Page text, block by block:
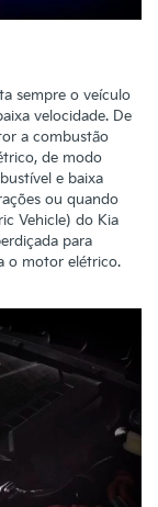
sempre o veículo
velocidade. De
a combustão
de modo
e baixa
ou quando
Vehicle) do Kia
para
o motor elétrico.